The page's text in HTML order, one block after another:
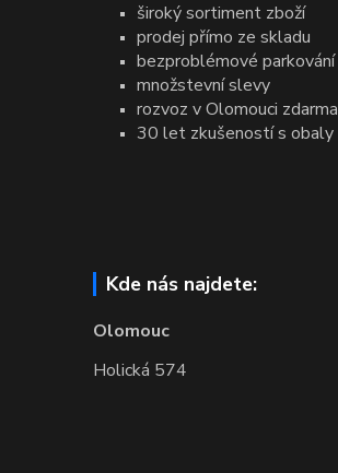
široký sortiment zboží
prodej přímo ze skladu
bezproblémové parkování
množstevní slevy
rozvoz v Olomouci zdarma
30 let zkušeností s obaly
Kde nás najdete:
Olomouc
Holická 574